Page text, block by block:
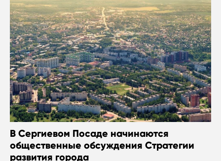
В Сергиевом Посаде начинаются
общественные обсуждения Стратегии
развития города